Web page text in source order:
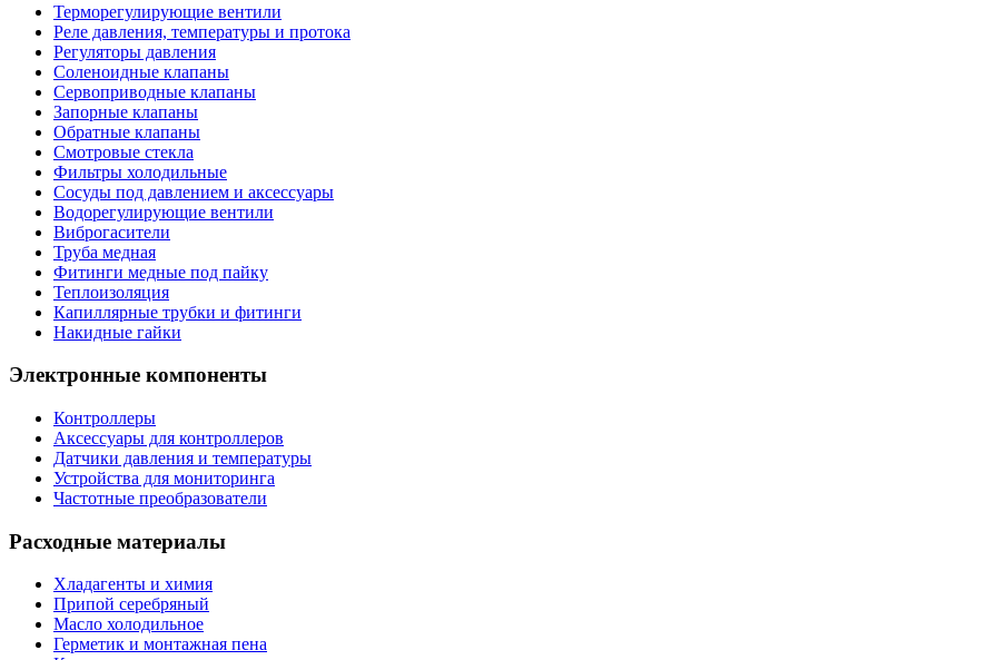
Терморегулирующие вентили
Реле давления, температуры и протока
Регуляторы давления
Соленоидные клапаны
Сервоприводные клапаны
Запорные клапаны
Обратные клапаны
Смотровые стекла
Фильтры холодильные
Сосуды под давлением и аксессуары
Водорегулирующие вентили
Виброгасители
Труба медная
Фитинги медные под пайку
Теплоизоляция
Капиллярные трубки и фитинги
Накидные гайки
Электронные компоненты
Контроллеры
Аксессуары для контроллеров
Датчики давления и температуры
Устройства для мониторинга
Частотные преобразователи
Расходные материалы
Хладагенты и химия
Припой серебряный
Масло холодильное
Герметик и монтажная пена